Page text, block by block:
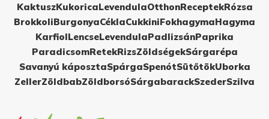
KaktuszKukoricaLevendulaOtthonReceptekRózsa
BrokkoliBurgonyaCéklaCukkiniFokhagymaHagyma
KarfiolLencseLevendulaPadlizsánPaprika
ParadicsomRetekRizsZöldségekSárgarépa
Savanyú káposztaSpárgaSpenótSütőtökUborka
ZellerZöldbabZöldborsóSárgabarackSzederSzilva